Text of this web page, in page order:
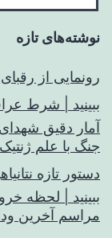
نوشته‌های تازه
رونمایی از
ببینید | شرط
جنگ با علم
دستور تازه
ببینید | لحظه
مراسم آخرین